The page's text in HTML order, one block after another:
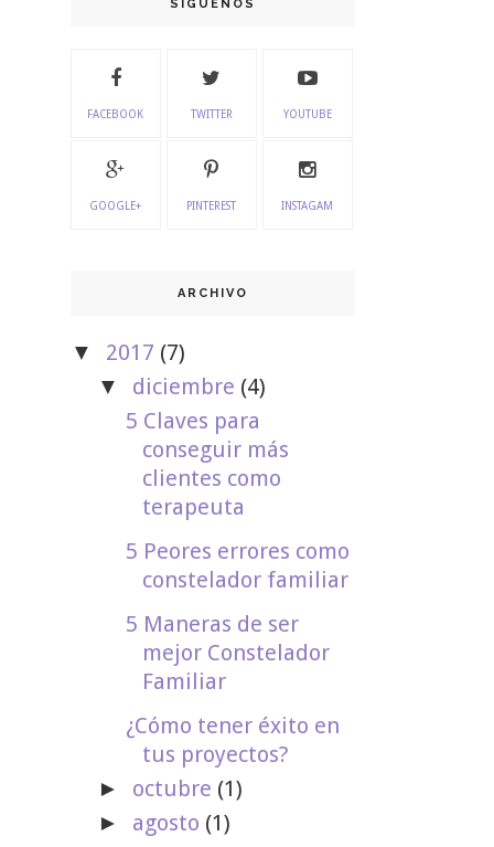
SIGUENOS
FACEBOOK TWITTER YOUTUBE
GOOGLE+ PINTEREST INSTAGAM
ARCHIVO
▼ 2017 (7)
▼ diciembre (4)
5 Claves para
conseguir más
clientes como
terapeuta
5 Peores errores como
constelador familiar
5 Maneras de ser
mejor Constelador
Familiar
¿Cómo tener éxito en
tus proyectos?
► octubre (1)
► agosto (1)